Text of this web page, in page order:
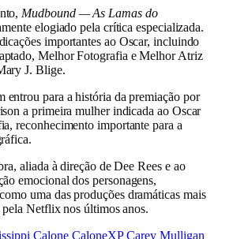
Mudbound — As Lamas do
elogiado pela crítica especializada.
importantes ao Oscar, incluindo
Melhor Fotografia e Melhor Atriz
J. Blige.
entrou para a história da premiação por
a primeira mulher indicada ao Oscar
reconhecimento importante para a
aliada à direção de Dee Rees e ao
emocional dos personagens,
uma das produções dramáticas mais
pela Netflix nos últimos anos.
Calone CaloneXP Carey Mulligan